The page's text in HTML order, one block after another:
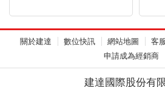
關於建達 數位快訊 網站地圖 客
申請成為經銷商
建達國際股份有